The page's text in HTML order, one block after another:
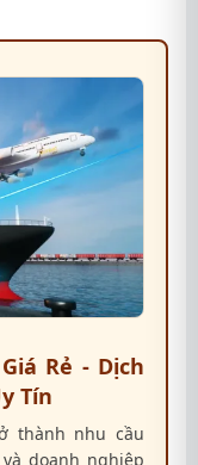
Rẻ - Dịch
Tín
thành nhu cầu
doanh nghiệp